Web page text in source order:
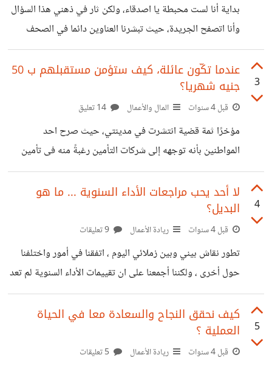
والتعليمات الصارمة ولا تحاول فتح الباب للظروف الانسانية لدى
العاملين والاستثناءات ... الخ، لأنها لو فعلت ذلك فلن تتمكن من
السيطرة
بداية أنا لست محبطة يا اصدقاء، ولكن ثار في ذهني هذا السؤال
وأنا اتصفح الجريدة، حيث تبشرنا العناوين دائما في الصحف
الورقية وعلى الانترنت بتكريم هذا وذاك وفوز هذه وتلك،
والمسابقات ومناسبات التكريم لا تنتهي ، بدءا من الام المثالية إلى
المهرجانات الفنية إلى حفظة القرأن الكريم وكذلك الرياضيين
والنساء الممكنات والمعاقين ورواد الاعمال ... والقائمة تطول
وتطول إلى ما لا نهاية، ولكني لم أفز ابدا بأي جائزة فيا ترى
لماذا؟ لقد كنت طالبة متفوقة وأحسبني ام مثالية ايضا ،
3
عندما تكّون عائلة، كيف ستؤمن مستقبلهم ب 50
جنيه شهريا؟
قبل 4 سنوات المال والأعمال
مؤخرًا ثمة قضية انتشرت في مدينتي، حيث صرح احد
المواطنين بأنه توجهه إلى شركات التأمين رغبةً منه فى تأمين
مستقبل أبنائه وهو من محدودي الدخل ولا يملك سوى راتبه
الشهرى المتواضع، لذلك قام بشراء وثيقة تأمين لكل واحد من
ابنائه لكى يحصلوا على مبلغ مناسب فى المستقبل عند نهاية
فترة التأمين تعينهم على تدبير نفقات تعليمهم وزواجهم. والغريب
في الموضوع ان القسط التأميني الذى يسده كل شهر يوازى ثمن
عدد من علب السجائر شهريا لذا فهو لا يشعر بعبء فى
4
لا أحد يحب مراجعات الأداء السنوية ... ما هو
البديل؟
قبل 4 سنوات ريادة الأعمال
تطور نقاش بيني وبين زملائي اليوم ، اتفقنا في أمور واختلفنا
حول أخرى ، ولكننا أجمعنا على ان تقييمات الأداء السنوية لم تعد
مجدية ولابد من استبدالها بطرق اكثر عدالة ودقة. ووفقًا لمنظمة
WorldatWork ، فقد تخلت بعض الشركات الكبرى عن
كما علقت 15 ٪ من المنظمات تقييمات الأداء مع ارتفاع عدد
5
كيف نحقق النجاح والسعادة معا في الحياة
العملية ؟
قبل 4 سنوات ريادة الأعمال